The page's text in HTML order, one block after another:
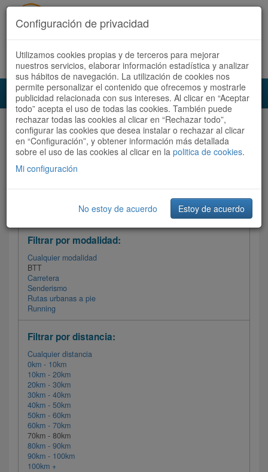
Acceder Registrate ahora Español | Català
Audioruta Todas las rutas
Todas las rutas Ordenar por:Más recientes
Filtrar las rutas
Filtrar por modalidad:
Cualquier modalidad
BTT
Carretera
Senderismo
Rutas urbanas a pie
Running
Filtrar por distancia:
Cualquier distancia
0km - 10km
10km - 20km
20km - 30km
30km - 40km
40km - 50km
50km - 60km
60km - 70km
70km - 80km
80km - 90km
90km - 100km
100km +
Configuración de privacidad
Utilizamos cookies propias y de terceros para mejorar
nuestros servicios, elaborar información estadística y analizar
sus hábitos de navegación. La utilización de cookies nos
permite personalizar el contenido que ofrecemos y mostrarle
publicidad relacionada con sus intereses. Al clicar en “Aceptar
todo” acepta el uso de todas las cookies. También puede
rechazar todas las cookies al clicar en “Rechazar todo”,
configurar las cookies que desea instalar o rechazar al clicar
en “Configuración”, y obtener información más detallada
sobre el uso de las cookies al clicar en la politica de cookies.
Mi configuración
No estoy de acuerdo Estoy de acuerdo